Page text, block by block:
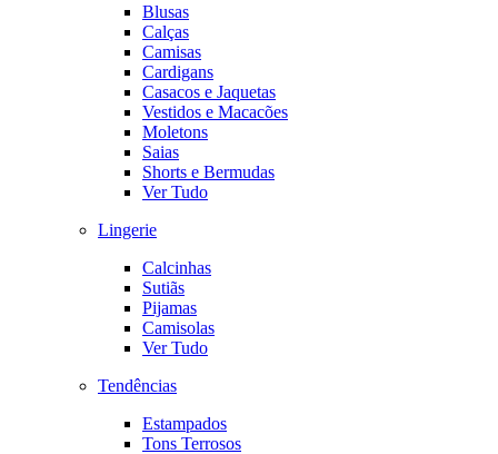
Blusas
Calças
Camisas
Cardigans
Casacos e Jaquetas
Vestidos e Macacões
Moletons
Saias
Shorts e Bermudas
Ver Tudo
Lingerie
Calcinhas
Sutiãs
Pijamas
Camisolas
Ver Tudo
Tendências
Estampados
Tons Terrosos